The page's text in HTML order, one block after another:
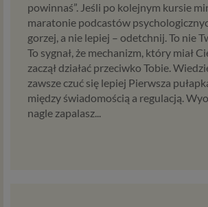
powinnaś”. Jeśli po kolejnym kursie
maratonie podcastów
gorzej, a nie lepiej – odetchnij. To nie
To sygnał, że mechanizm, który miał
zaczął działać przeciwko Tobie.
zawsze czuć się lepiej Pierwsza
między świadomością a regulacją.
nagle zapalasz...
osobowych, które będą miały wpływ na
życia, w tym na korzystanie z usług
jak między innymi usługi serwisu
informacji przedstawiamy skrót
zagadnień dotyczących przetwarzania
osobowych, jakie może mieć miejsce po
związku z korzystaniem z naszych usług.
przeczytanie, nie zajmie to więcej niż